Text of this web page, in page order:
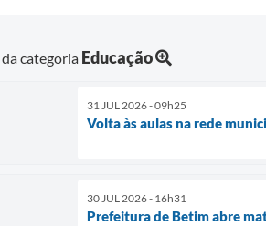
categoria Educação
31 JUL 2026 - 09h25
Volta às aulas na rede
30 JUL 2026 - 16h31
Prefeitura de Betim abre